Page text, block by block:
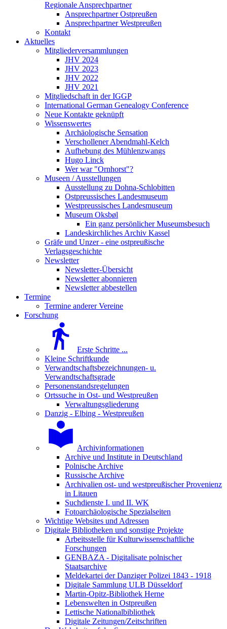
Regionale Ansprechpartner
Ansprechpartner Ostpreußen
Ansprechpartner Westpreußen
Kontakt
Aktuelles
Mitgliederversammlungen
JHV 2024
JHV 2023
JHV 2022
JHV 2021
Mitgliedschaft in der IGGP
International German Genealogy Conference
Neue Kontakte geknüpft
Wissenswertes
Archäologische Sensation
Verschollener Abendmahl-Kelch
Aufhebung des Mühlenzwangs
Hugo Linck
Wer war "Ornhorst"?
Museen / Ausstellungen
Ausstellung zu Dohna-Schlobitten
Ostpreussisches Landesmuseum
Westpreussisches Landesmuseum
Museum Oksbøl
Ein ganz persönlicher Museumsbesuch
Landeskirchliches Archiv Kassel
Gräfe und Unzer - eine ostpreußische
Verlagsgeschichte
Newsletter
Newsletter-Übersicht
Newsletter abonnieren
Newsletter abbestellen
Termine
Termine anderer Vereine
Forschung
Erste Schritte ...
Kleine Schriftkunde
Verwandtschaftsbezeichnungen- u.
Verwandtschaftsgrade
Personenstandsregelungen
Ortssuche in Ost- und Westpreußen
Verwaltungsgliederung
Danzig - Elbing - Westpreußen
Archivinformationen
Archive und Institute in Deutschland
Polnische Archive
Russische Archive
Archivalien ost- und westpreußischer Provenienz
in Litauen
Suchdienste I. und II. WK
Fotoarchäologische Spezialseiten
Wichtige Websites und Adressen
Digitale Bibliotheken und sonstige Projekte
Arbeitsstelle für Kulturwissenschaftliche
Forschungen
GENBAZA - Digitalisate polnischer
Staatsarchive
Meldekartei der Danziger Polizei 1843 - 1918
Digitale Sammlung ULB Düsseldorf
Martin-Opitz-Bibliothek Herne
Lebenswelten in Ostpreußen
Lettische Nationalbibliothek
Digitale Zeitungen/Zeitschriften